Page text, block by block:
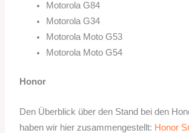
Motorola G84
Motorola G34
Motorola Moto G53
Motorola Moto G54
Honor
Den Überblick über den Stand bei den
haben wir hier zusammengestellt: Honor